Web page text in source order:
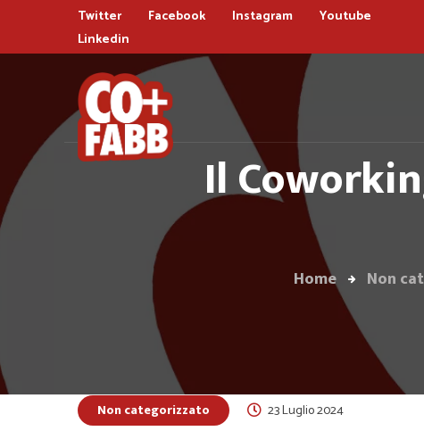
Twitter Facebook Instagram
Youtube
Linkedin
Il
Home Non
Non categorizzato 23 Luglio 2024